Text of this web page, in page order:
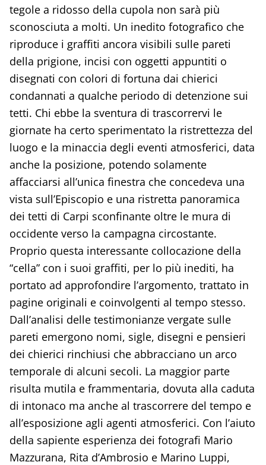
tegole a ridosso della cupola non sarà più
sconosciuta a molti. Un inedito fotografico che
riproduce i graffiti ancora visibili sulle pareti
della prigione, incisi con oggetti appuntiti o
disegnati con colori di fortuna dai chierici
condannati a qualche periodo di detenzione sui
tetti. Chi ebbe la sventura di trascorrervi le
giornate ha certo sperimentato la ristrettezza del
luogo e la minaccia degli eventi atmosferici, data
anche la posizione, potendo solamente
affacciarsi all’unica finestra che concedeva una
vista sull’Episcopio e una ristretta panoramica
dei tetti di Carpi sconfinante oltre le mura di
occidente verso la campagna circostante.
Proprio questa interessante collocazione della
“cella” con i suoi graffiti, per lo più inediti, ha
portato ad approfondire l’argomento, trattato in
pagine originali e coinvolgenti al tempo stesso.
Dall’analisi delle testimonianze vergate sulle
pareti emergono nomi, sigle, disegni e pensieri
dei chierici rinchiusi che abbracciano un arco
temporale di alcuni secoli. La maggior parte
risulta mutila e frammentaria, dovuta alla caduta
di intonaco ma anche al trascorrere del tempo e
all’esposizione agli agenti atmosferici. Con l’aiuto
della sapiente esperienza dei fotografi Mario
Mazzurana, Rita d’Ambrosio e Marino Luppi,